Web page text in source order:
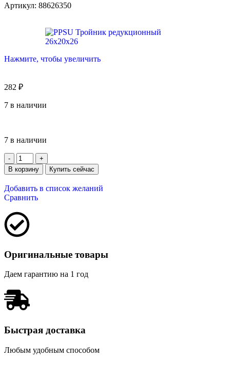
Артикул: 88626350
Нажмите, чтобы увеличить
282 ₽
7 в наличии
7 в наличии
В корзину Купить сейчас
Добавить в список желаний
Сравнить
Оригинальные товары
Даем гарантию на 1 год
Быстрая доставка
Любым удобным способом